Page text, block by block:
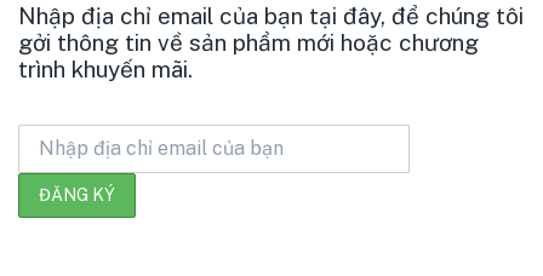
Nhập địa chỉ email của bạn tại đây, để chúng tôi
gởi thông tin về sản phẩm mới hoặc chương
trình khuyến mãi.